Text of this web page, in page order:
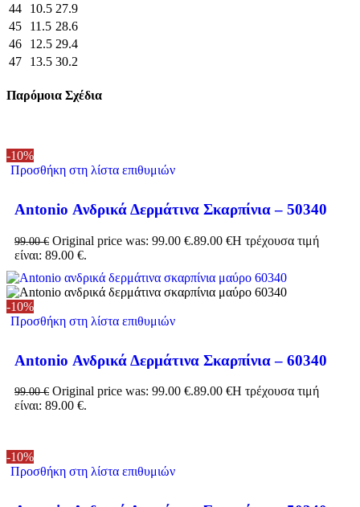
44
10.5 27.9
45
11.5 28.6
46
12.5 29.4
47
13.5 30.2
Παρόμοια Σχέδια
-10%
Προσθήκη στη λίστα επιθυμιών
Antonio Ανδρικά Δερμάτινα Σκαρπίνια – 50340
99.00€ Original price was: 99.00 €.89.00 €Η τρέχουσα τιμή
είναι: 89.00 €.
-10%
Προσθήκη στη λίστα επιθυμιών
Antonio Ανδρικά Δερμάτινα Σκαρπίνια – 60340
99.00€ Original price was: 99.00 €.89.00 €Η τρέχουσα τιμή
είναι: 89.00 €.
-10%
Προσθήκη στη λίστα επιθυμιών